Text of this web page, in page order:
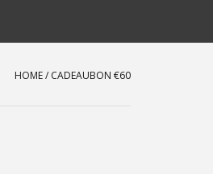
HOME/ CADEAUBON €60